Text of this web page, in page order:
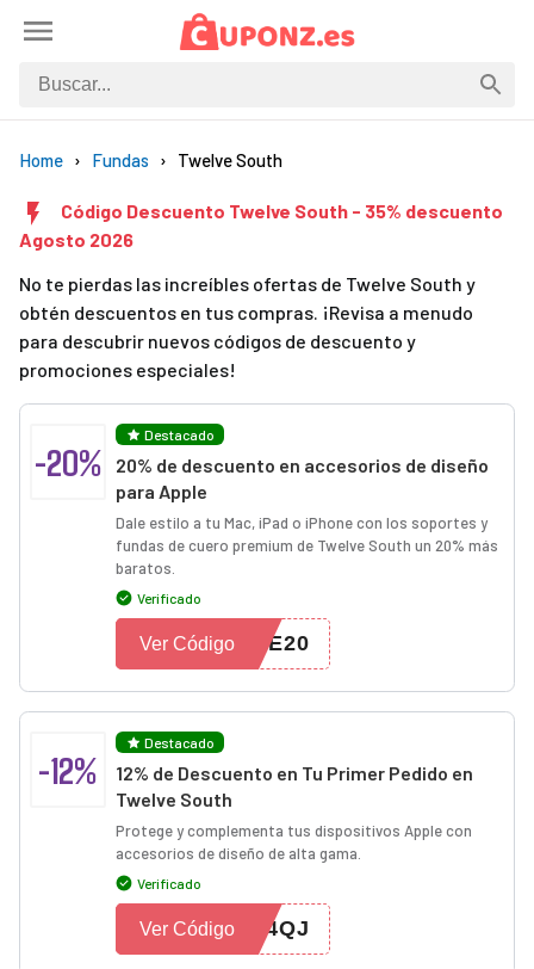
Home Fundas Twelve South
Código Descuento Twelve South - 35% descuento
Agosto 2026
No te pierdas las increíbles ofertas de Twelve South y
obtén descuentos en tus compras. ¡Revisa a menudo
para descubrir nuevos códigos de descuento y
promociones especiales!
-20%
Destacado
20% de descuento en accesorios de diseño
para Apple
Dale estilo a tu Mac, iPad o iPhone con los soportes y
fundas de cuero premium de Twelve South un 20% más
baratos.
Verificado
VE20
Ver Código
-12%
Destacado
12% de Descuento en Tu Primer Pedido en
Twelve South
Protege y complementa tus dispositivos Apple con
accesorios de diseño de alta gama.
Verificado
54QJ
Ver Código